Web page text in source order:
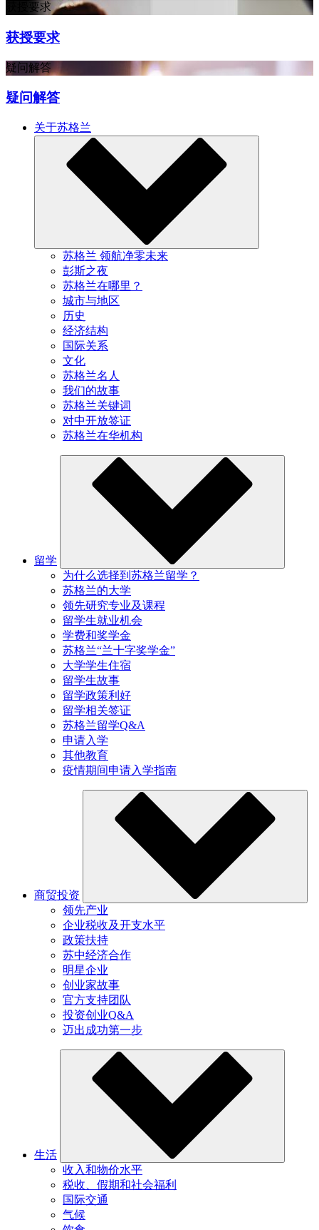
获授要求
获授要求
疑问解答
疑问解答
关于苏格兰
苏格兰 领航净零未来
彭斯之夜
苏格兰在哪里？
城市与地区
历史
经济结构
国际关系
文化
苏格兰名人
我们的故事
苏格兰关键词
对中开放签证
苏格兰在华机构
留学
为什么选择到苏格兰留学？
苏格兰的大学
领先研究专业及课程
留学生就业机会
学费和奖学金
苏格兰“兰十字奖学金”
大学学生住宿
留学生故事
留学政策利好
留学相关签证
苏格兰留学Q&A
申请入学
其他教育
疫情期间申请入学指南
商贸投资
领先产业
企业税收及开支水平
政策扶持
苏中经济合作
明星企业
创业家故事
官方支持团队
投资创业Q&A
迈出成功第一步
生活
收入和物价水平
税收、假期和社会福利
国际交通
气候